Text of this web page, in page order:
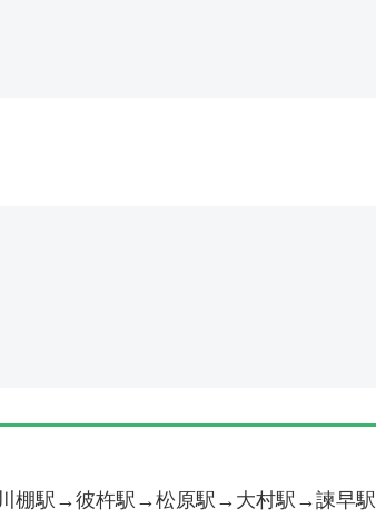
棚駅→彼杵駅→松原駅→大村駅→諫早駅